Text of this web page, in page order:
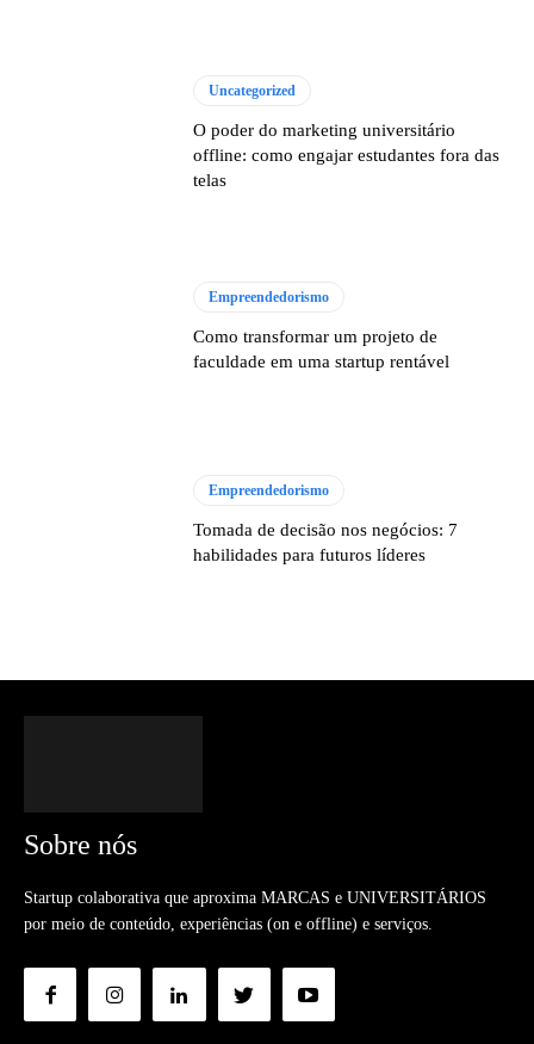
Uncategorized
O poder do marketing universitário
offline: como engajar estudantes fora das
telas
Empreendedorismo
Como transformar um projeto de
faculdade em uma startup rentável
Empreendedorismo
Tomada de decisão nos negócios: 7
habilidades para futuros líderes
Sobre nós
Startup colaborativa que aproxima MARCAS e UNIVERSITÁRIOS
por meio de conteúdo, experiências (on e offline) e serviços.